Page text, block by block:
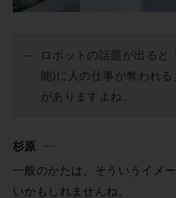
ロボットの話題が出ると
能)に人の仕事が奪われ
がありますよね。
杉原
一般のかたは、そういうイメ
いかもしれませんね。